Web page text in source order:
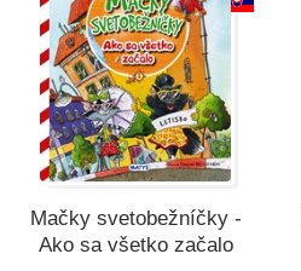
Mačky svetobežníčky -
Ako sa všetko začalo